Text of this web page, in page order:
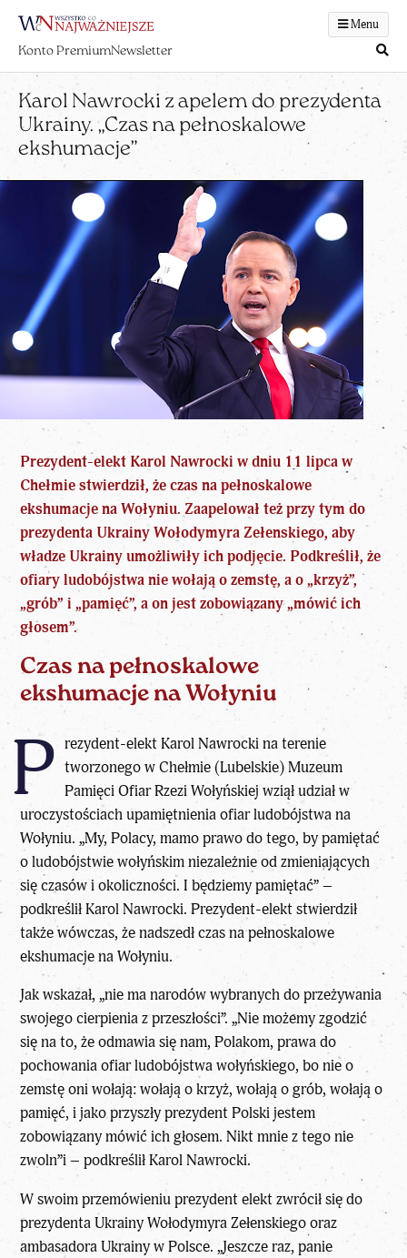
Menu
Konto PremiumNewsletter
Karol Nawrocki z apelem do prezydenta
Ukrainy. „Czas na pełnoskalowe
ekshumacje”
Prezydent-elekt Karol Nawrocki w dniu 11 lipca w
Chełmie stwierdził, że czas na pełnoskalowe
ekshumacje na Wołyniu. Zaapelował też przy tym do
prezydenta Ukrainy Wołodymyra Zełenskiego, aby
władze Ukrainy umożliwiły ich podjęcie. Podkreślił, że
ofiary ludobójstwa nie wołają o zemstę, a o „krzyż”,
„grób” i „pamięć”, a on jest zobowiązany „mówić ich
głosem”.
Czas na pełnoskalowe
ekshumacje na Wołyniu
P rezydent-elekt Karol Nawrocki na terenie
tworzonego w Chełmie (Lubelskie) Muzeum
Pamięci Ofiar Rzezi Wołyńskiej wziął udział w
uroczystościach upamiętnienia ofiar ludobójstwa na
Wołyniu. „My, Polacy, mamo prawo do tego, by pamiętać
o ludobójstwie wołyńskim niezależnie od zmieniających
się czasów i okoliczności. I będziemy pamiętać” –
podkreślił Karol Nawrocki. Prezydent-elekt stwierdził
także wówczas, że nadszedł czas na pełnoskalowe
ekshumacje na Wołyniu.
Jak wskazał, „nie ma narodów wybranych do przeżywania
swojego cierpienia z przeszłości”. „Nie możemy zgodzić
się na to, że odmawia się nam, Polakom, prawa do
pochowania ofiar ludobójstwa wołyńskiego, bo nie o
zemstę oni wołają: wołają o krzyż, wołają o grób, wołają o
pamięć, i jako przyszły prezydent Polski jestem
zobowiązany mówić ich głosem. Nikt mnie z tego nie
zwoln”i – podkreślił Karol Nawrocki.
W swoim przemówieniu prezydent elekt zwrócił się do
prezydenta Ukrainy Wołodymyra Zełenskiego oraz
ambasadora Ukrainy w Polsce. „Jeszcze raz, panie